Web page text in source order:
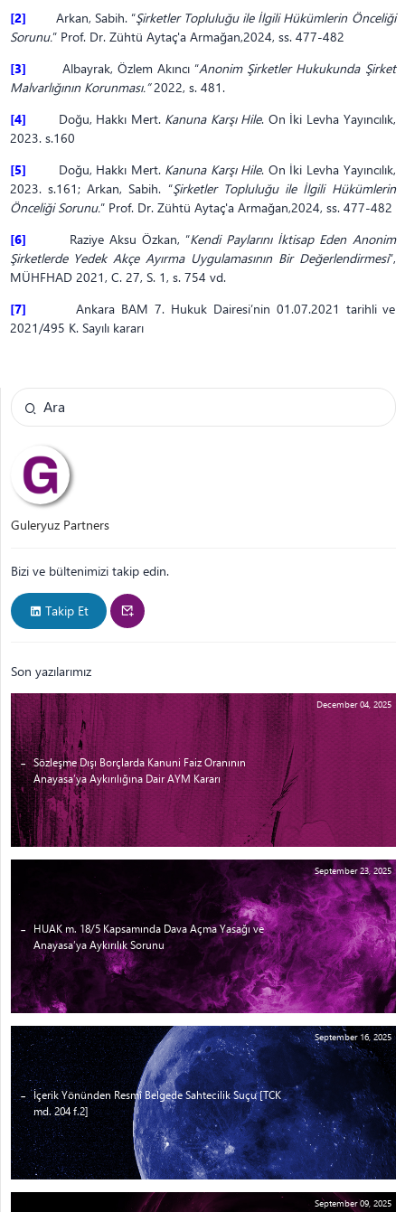
[2] Arkan, Sabih. “Şirketler Topluluğu ile İlgili Hükümlerin Önceliği
Sorunu.” Prof. Dr. Zühtü Aytaç'a Armağan,2024, ss. 477-482
[3] Albayrak, Özlem Akıncı “Anonim Şirketler Hukukunda Şirket
Malvarlığının Korunması.”2022, s. 481.
[4] Doğu, Hakkı Mert. Kanuna Karşı Hile. On İki Levha Yayıncılık,
2023. s.160
[5] Doğu, Hakkı Mert. Kanuna Karşı Hile. On İki Levha Yayıncılık,
2023. s.161; Arkan, Sabih. “Şirketler Topluluğu ile İlgili Hükümlerin
Önceliği Sorunu.” Prof. Dr. Zühtü Aytaç'a Armağan,2024, ss. 477-482
[6] Raziye Aksu Özkan, “Kendi Paylarını İktisap Eden Anonim
Şirketlerde Yedek Akçe Ayırma Uygulamasının Bir Değerlendirmesi”,
MÜHFHAD 2021, C. 27, S. 1, s. 754 vd.
[7] Ankara BAM 7. Hukuk Dairesi’nin 01.07.2021 tarihli ve
2021/495 K. Sayılı kararı
Guleryuz Partners
Bizi ve bültenimizi takip edin.
Takip Et
Son yazılarımız
December 04, 2025
Sözleşme Dışı Borçlarda Kanuni Faiz Oranının
Anayasa’ya Aykırılığına Dair AYM Kararı
September 23, 2025
HUAK m. 18/5 Kapsamında Dava Açma Yasağı ve
Anayasa’ya Aykırılık Sorunu
September 16, 2025
İçerik Yönünden Resmî Belgede Sahtecilik Suçu [TCK
md. 204 f.2]
September 09, 2025